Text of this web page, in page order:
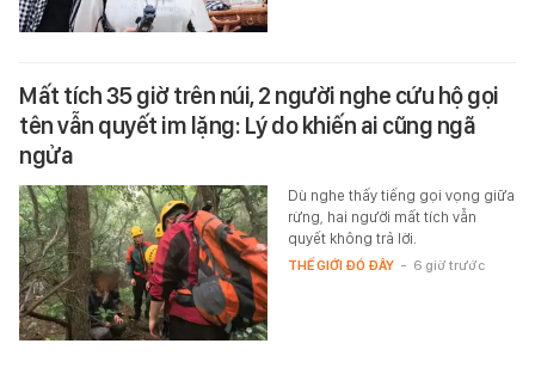
Mất tích 35 giờ trên núi, 2 người nghe cứu hộ gọi
tên vẫn quyết im lặng: Lý do khiến ai cũng ngã
ngửa
Dù nghe thấy tiếng gọi vọng giữa
rừng, hai người mất tích vẫn
quyết không trả lời.
THẾ GIỚI ĐÓ ĐÂY - 6 giờ trước